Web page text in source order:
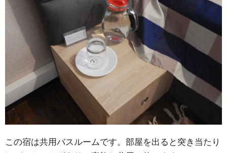
この宿は共用バスルームです。部屋を出ると突き当たり